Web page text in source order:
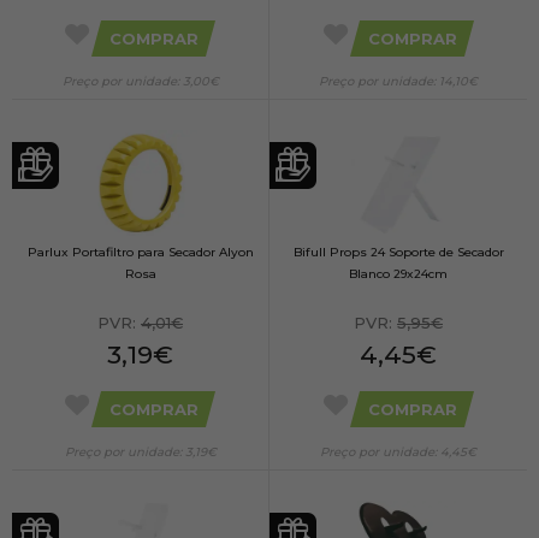
COMPRAR
Preço por unidade: 3,00€
COMPRAR
Preço por unidade: 14,10€
Parlux Portafiltro para Secador Alyon
Rosa
PVR: 4,01€
3,19€
COMPRAR
Preço por unidade: 3,19€
Bifull Props 24 Soporte de Secador
Blanco 29x24cm
PVR: 5,95€
4,45€
COMPRAR
Preço por unidade: 4,45€